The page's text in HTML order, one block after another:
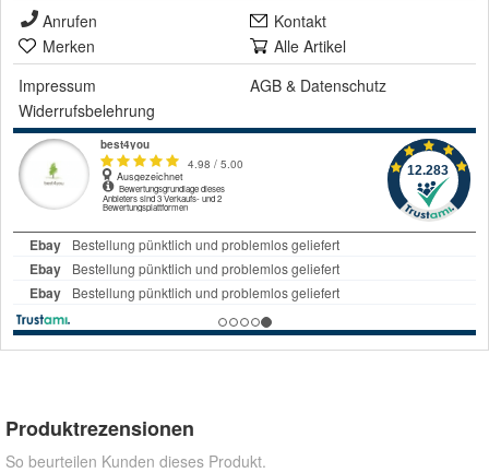
Anrufen
Kontakt
Merken
Alle Artikel
Impressum
AGB & Datenschutz
Widerrufsbelehrung
Produktrezensionen
So beurteilen Kunden dieses Produkt.